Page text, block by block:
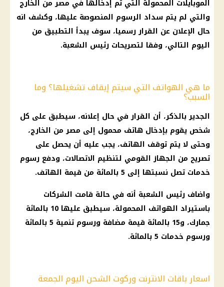
الموبايلات المحمولة التي تم إدخالها في مصر من الخارج
والتي لم يتم سداد الرسوم المنصوصة عليها، وكشف انه
حال الإعلان عن القراررسميا، سوف يبدأ التطبيق من
اليوم التالي، وفقا لتصريحات رئيس الشعبة.
ما هي الهواتف التي سيتم إيقاف تشغيلها؟ وما
السبب؟
الجدير بالذكر، أن القرارفي حال إعلانه، سيطبق على كل
شخص يقوم بإدخال هاتف محمول إلى مصر من الخارج،
وحتى لا يتم توقف الهاتف، يجب عليه أن يحصل على
تصريح من الجهاز القومي لتنظيم الاتصالات، ودفع رسوم
خدمات تصل نسبتها إلى 5 بالمائة من قيمة
الهاتف.
واضاف رئيس الشعبة أنه في حالة قامت الشركات
باستيراد الهواتف المحمولة، سيطبق عليها 10 بالمائة
جمارك
، و15 بالمائة قيمة مضافة ورسوم تنمية 5 بالمائة
ورسوم خدمات 5 بالمائة.
اسعار باقات الانترنت وركوت الشحن اليوم الجمعة